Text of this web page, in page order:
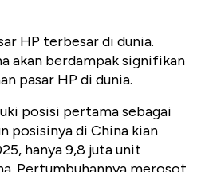
HP terbesar di dunia.
akan berdampak signifikan
pasar HP di dunia.
posisi pertama sebagai
posisinya di China kian
hanya 9,8 juta unit